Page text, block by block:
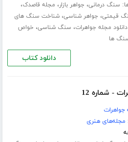
سنگ درمانی، جواهر بازار، مجله قاصدک،
قیمتی، جواهر شناسی،شناخت سنگ های
دانلود مجله جواهرات، سنگ شناسی، خواص
ها
دانلود کتاب
- شماره 12
جواهرات
مجله‌های هنری